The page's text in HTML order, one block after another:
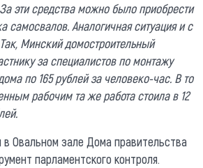
эти средства можно было приобрести
самосвалов. Аналогичная ситуация и с
Минский домостроительный
за специалистов по монтажу
по 165 рублей за человеко-час. В то
рабочим та же работа стоила в 12
Овальном зале Дома правительства
парламентского контроля.